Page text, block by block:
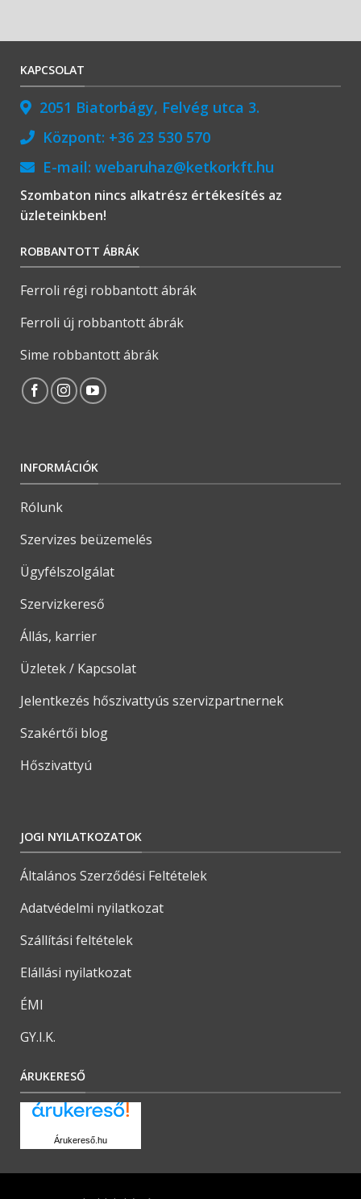
KAPCSOLAT
2051 Biatorbágy, Felvég utca 3.
Központ: +36 23 530 570
E-mail: webaruhaz@ketkorkft.hu
Szombaton nincs alkatrész értékesítés az
üzleteinkben!
ROBBANTOTT ÁBRÁK
Ferroli régi robbantott ábrák
Ferroli új robbantott ábrák
Sime robbantott ábrák
INFORMÁCIÓK
Rólunk
Szervizes beüzemelés
Ügyfélszolgálat
Szervizkereső
Állás, karrier
Üzletek / Kapcsolat
Jelentkezés hőszivattyús szervizpartnernek
Szakértői blog
Hőszivattyú
JOGI NYILATKOZATOK
Általános Szerződési Feltételek
Adatvédelmi nyilatkozat
Szállítási feltételek
Elállási nyilatkozat
ÉMI
GY.I.K.
ÁRUKERESŐ
Árukereső.hu